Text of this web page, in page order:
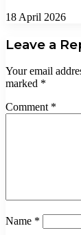
18 April 2026
Leave a
Your email
marked *
Comment *
Name *